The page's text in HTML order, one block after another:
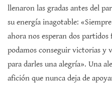
llenaron las gradas antes del
su energía inagotable:
ahora nos esperan dos partidos
podamos conseguir victorias y
para darles una alegría». Una
afición que nunca deja de